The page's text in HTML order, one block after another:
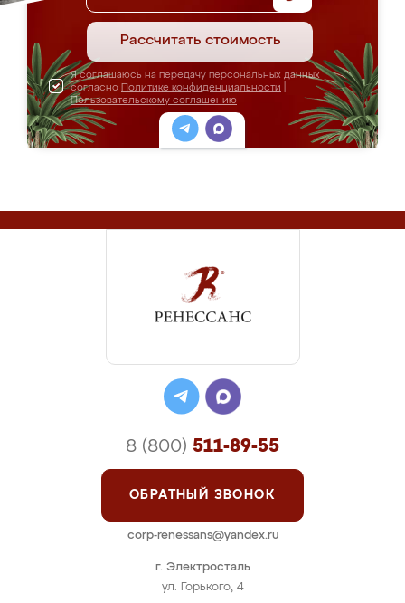
Рассчитать стоимость
Я соглашаюсь на передачу персональных данных
согласно Политике конфиденциальности
Пользовательскому соглашению
г. Электросталь
ул. Горького, 4
8 (800) 511-89-55
ОБРАТНЫЙ ЗВОНОК
corp-renessans@yandex.ru